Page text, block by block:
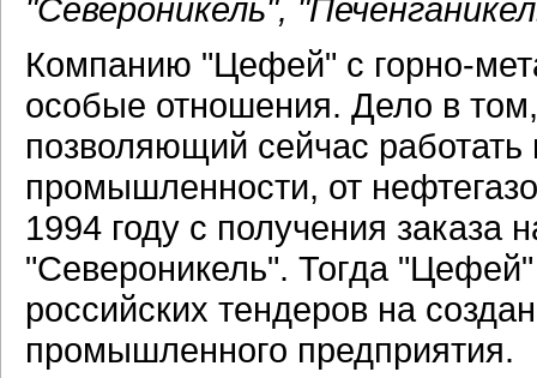
"Североникель",
Компанию "Цефей" с горно-
особые отношения. Дело в
позволяющий сейчас
промышленности, от
1994 году с получения заказа
"Североникель". Тогда
российских тендеров на
промышленного предприятия.